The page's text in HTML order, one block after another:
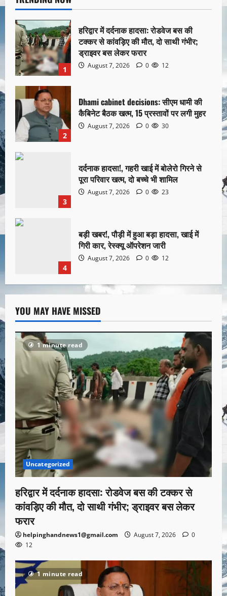
1
हरिद्वार में दर्दनाक हादसा: रोडवेज बस की
टक्कर से कांवड़िए की मौत, दो साथी गंभीर;
ड्राइवर बस लेकर फरार
August 7, 2026 0 12
2
Dhami cabinet decisions: सीएम धामी की
कैबिनेट बैठक खत्म, 15 प्रस्तावों पर लगी मुहर
August 7, 2026 0 30
3
दर्दनाक हादसा!, गहरी खाई में बोलेरो गिरने से
पूरा परिवार खत्म, दो बच्चे भी शामिल
August 7, 2026 0 23
4
बड़ी खबर!, पौड़ी में हुआ बड़ा हादसा, खाई में
गिरी कार, रेस्क्यू ऑपरेशन जारी
August 7, 2026 0 12
YOU MAY HAVE MISSED
1 minute read
Uncategorized
हरिद्वार में दर्दनाक हादसा: रोडवेज बस की टक्कर से
कांवड़िए की मौत, दो साथी गंभीर; ड्राइवर बस लेकर
फरार
helpinghandnews1@gmail.com August 7, 2026
0
12
1 minute read